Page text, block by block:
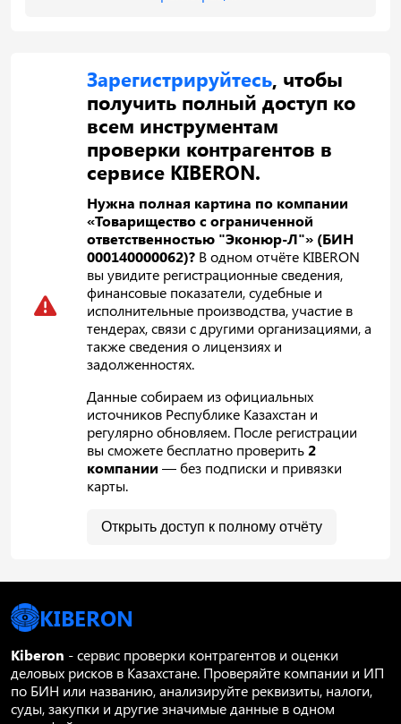
Зарегистрируйтесь, чтобы
получить полный доступ ко
всем инструментам
проверки контрагентов в
сервисе KIBERON.
Нужна полная картина по компании
«Товарищество с ограниченной
ответственностью "Эконюр-Л"» (БИН
000140000062)? В одном отчёте KIBERON
вы увидите регистрационные сведения,
финансовые показатели, судебные и
исполнительные производства, участие в
тендерах, связи с другими организациями, а
также сведения о лицензиях и
задолженностях.
Данные собираем из официальных
источников Республике Казахстан и
регулярно обновляем. После регистрации
вы сможете бесплатно проверить2
компании — без подписки и привязки
карты.
Открыть доступ к полному отчёту
KIBERON
Kiberon - сервис проверки контрагентов и оценки
деловых рисков в Казахстане. Проверяйте компании и ИП
по БИН или названию, анализируйте реквизиты, налоги,
суды, закупки и другие значимые данные в одном